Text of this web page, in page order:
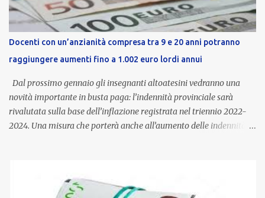
Docenti con un’anzianità compresa tra 9 e 20 anni potranno
raggiungere aumenti fino a 1.002 euro lordi annui
Dal prossimo gennaio gli insegnanti altoatesini vedranno una
novità importante in busta paga: l’indennità provinciale sarà
rivalutata sulla base dell’inflazione registrata nel triennio 2022-
2024. Una misura che porterà anche all’aumento delle indennità di
dedicato alle donne vittime di violenza di genere, in linea con la